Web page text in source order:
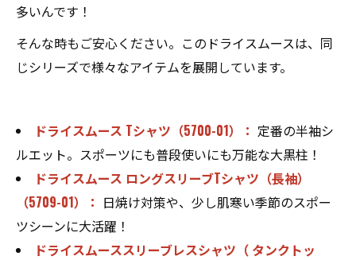
多いんです！
そんな時もご安心ください。このドライスムースは、同
じシリーズで様々なアイテムを展開しています。
ドライスムース Tシャツ（5700-01）： 定番の半袖シ
ルエット。スポーツにも普段使いにも万能な大黒柱！
ドライスムース ロングスリーブTシャツ（長袖）
（5709-01）： 日焼け対策や、少し肌寒い季節のスポー
ツシーンに大活躍！
ドライスムーススリーブレスシャツ（ タンクトッ